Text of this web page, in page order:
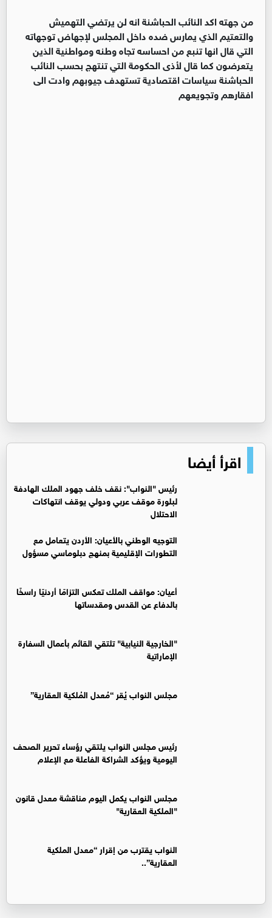
من جهته اكد النائب الحباشنة انه لن يرتضي التهميش
والتعتيم الذي يمارس ضده داخل المجلس لإجهاض توجهاته
التي قال انها تنبع من احساسه تجاه وطنه ومواطنية الذين
يتعرضون كما قال لأذى الحكومة التي تنتهج بحسب النائب
الحباشنة سياسات اقتصادية تستهدف جيوبهم وادت الى
افقارهم وتجويعهم
اقرأ أيضا
رئيس "النواب": نقف خلف جهود الملك الهادفة
لبلورة موقف عربي ودولي يوقف انتهاكات
الاحتلال
التوجيه الوطني بالأعيان: الأردن يتعامل مع
التطورات الإقليمية بمنهج دبلوماسي مسؤول
أعيان: مواقف الملك تعكس التزامًا أردنيًا راسخًا
بالدفاع عن القدس ومقدساتها
"الخارجية النيابية" تلتقي القائم بأعمال السفارة
الإماراتية
مجلس النواب يُقر “مُعدل المُلكية العقارية”
رئيس مجلس النواب يلتقي رؤساء تحرير الصحف
اليومية ويؤكد الشراكة الفاعلة مع الإعلام
مجلس النواب يكمل اليوم مناقشة معدل قانون
"الملكية العقارية"
النواب يقترب من إقرار “معدل الملكية
العقارية”..